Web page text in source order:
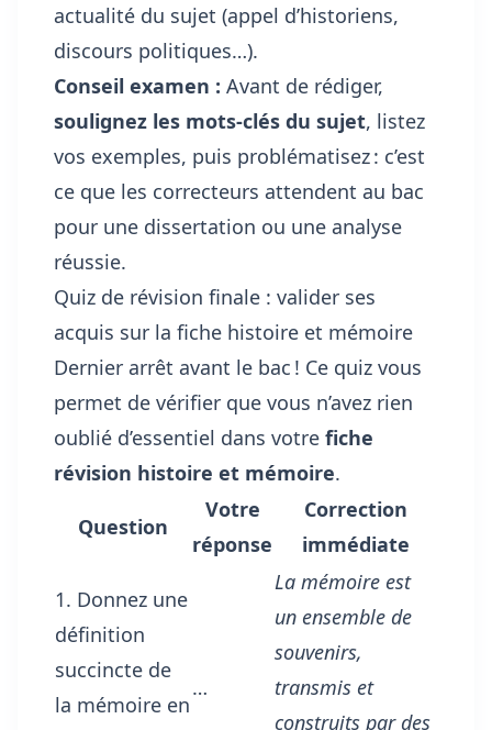
actualité du sujet (appel d’historiens,
discours politiques…).
Conseil examen : Avant de rédiger,
soulignez les mots-clés du sujet, listez
vos exemples, puis problématisez : c’est
ce que les correcteurs attendent au bac
pour une dissertation ou une analyse
réussie.
Quiz de révision finale : valider ses
acquis sur la fiche histoire et mémoire
Dernier arrêt avant le bac ! Ce quiz vous
permet de vérifier que vous n’avez rien
oublié d’essentiel dans votre fiche
révision histoire et mémoire.
Question
Votre
réponse
Correction
immédiate
1. Donnez une
définition
succincte de
la mémoire en
…
La mémoire est
un ensemble de
souvenirs,
transmis et
construits par des